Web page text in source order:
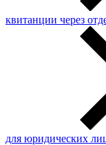
квитанции через
для юридических